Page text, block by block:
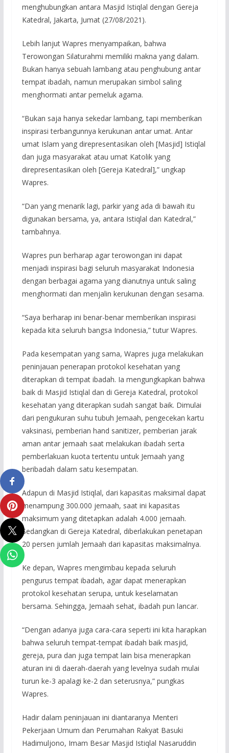
menghubungkan antara Masjid Istiqlal dengan Gereja
Katedral, Jakarta, Jumat (27/08/2021).
Lebih lanjut Wapres menyampaikan, bahwa
Terowongan Silaturahmi memiliki makna yang dalam.
Bukan hanya sebuah lambang atau penghubung antar
tempat ibadah, namun merupakan simbol saling
menghormati antar pemeluk agama.
“Bukan saja hanya sekedar lambang, tapi memberikan
inspirasi terbangunnya kerukunan antar umat. Antar
umat Islam yang direpresentasikan oleh [Masjid] Istiqlal
dan juga masyarakat atau umat Katolik yang
direpresentasikan oleh [Gereja Katedral],” ungkap
Wapres.
“Dan yang menarik lagi, parkir yang ada di bawah itu
digunakan bersama, ya, antara Istiqlal dan Katedral,”
tambahnya.
Wapres pun berharap agar terowongan ini dapat
menjadi inspirasi bagi seluruh masyarakat Indonesia
dengan berbagai agama yang dianutnya untuk saling
menghormati dan menjalin kerukunan dengan sesama.
“Saya berharap ini benar-benar memberikan inspirasi
kepada kita seluruh bangsa Indonesia,” tutur Wapres.
Pada kesempatan yang sama, Wapres juga melakukan
peninjauan penerapan protokol kesehatan yang
diterapkan di tempat ibadah. Ia mengungkapkan bahwa
baik di Masjid Istiqlal dan di Gereja Katedral, protokol
kesehatan yang diterapkan sudah sangat baik. Dimulai
dari pengukuran suhu tubuh Jemaah, pengecekan kartu
vaksinasi, pemberian hand sanitizer, pemberian jarak
aman antar jemaah saat melakukan ibadah serta
pemberlakuan kuota tertentu untuk Jemaah yang
beribadah dalam satu kesempatan.
Adapun di Masjid Istiqlal, dari kapasitas maksimal dapat
menampung 300.000 jemaah, saat ini kapasitas
maksimum yang ditetapkan adalah 4.000 jemaah.
Sedangkan di Gereja Katedral, diberlakukan penetapan
20 persen jumlah Jemaah dari kapasitas maksimalnya.
Ke depan, Wapres mengimbau kepada seluruh
pengurus tempat ibadah, agar dapat menerapkan
protokol kesehatan serupa, untuk keselamatan
bersama. Sehingga, Jemaah sehat, ibadah pun lancar.
“Dengan adanya juga cara-cara seperti ini kita harapkan
bahwa seluruh tempat-tempat ibadah baik masjid,
gereja, pura dan juga tempat lain bisa menerapkan
aturan ini di daerah-daerah yang levelnya sudah mulai
turun ke-3 apalagi ke-2 dan seterusnya,” pungkas
Wapres.
Hadir dalam peninjauan ini diantaranya Menteri
Pekerjaan Umum dan Perumahan Rakyat Basuki
Hadimuljono, Imam Besar Masjid Istiqlal Nasaruddin